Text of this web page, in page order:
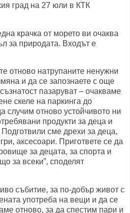
град на 27 юли в КТК
крачка от морето ви очаква
за природата. Входът е
отново натрупаните ненужни
и да се запознаете с още
пазаруват – очакваме
скеле на паркинга до
случим отново устойчивото ни
продукти за деца и
сме дрехи за деца,
аксесоари. Пригответе се да
за децата, за спорта и
за всеки”, споделят
събитие, за по-добър живот с
употреба на вещи и да се
отново, за да спестим пари и